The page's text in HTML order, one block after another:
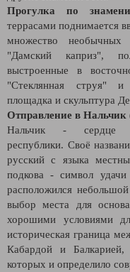
Прогулка по
террасами поднимается
множество необычных
"Дамский каприз",
выстроенные в
"Стеклянная струя" и
площадка и скульптура
Отправление в Нальчик
Нальчик - сердце
республики. Своё
русский с языка
подкова - символ
расположился
выбор места для
хорошими условиями
историческая граница
Кабардой и Балкарией,
которых и определило